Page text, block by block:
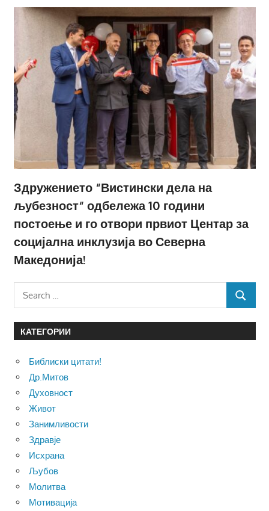
Здружението “Вистински дела на
љубезност“ одбележа 10 години
постоење и го отвори првиот Центар за
социјална инклузија во Северна
Македонија!
Search
for:
SEARCH
КАТЕГОРИИ
Библиски цитати!
Др.Митов
Духовност
Живот
Занимливости
Здравје
Исхрана
Љубов
Молитва
Мотивација